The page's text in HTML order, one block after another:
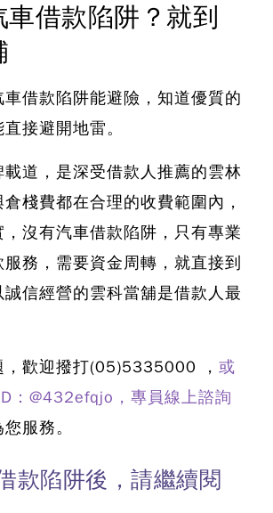
借款陷阱？就到
借款陷阱能避險，知道優質的
直接避開地雷。
載道，是深受借款人推薦的雲林
棧費都在合理的收費範圍內，
，沒有汽車借款陷阱 ，只有專業
務，需要資金周轉，就直接到
信經營的雲科當舖是借款人最
歡迎撥打(05)5335000 ， 或
：@432efqjo，專員線上諮詢
服務。
款陷阱後，請繼續閱